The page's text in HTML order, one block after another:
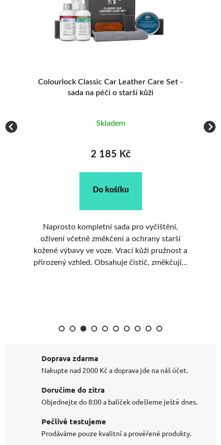
Colourlock Classic Car Leather Care Set -
sada na péči o starší kůži
Skladem
2 185 Kč
Do košíku
Naprosto kompletní sada pro vyčištění,
oživení včetně změkčení a ochrany starší
kožené výbavy ve voze. Vrací kůži pružnost a
přirozený vzhled. Obsahuje čistič, změkčující
Doprava zdarma
Nakupte nad 2000 Kč a doprava jde na náš účet.
Doručíme do zítra
Objednejte do 8:00 a balíček odešleme ještě dnes.
Pečlivě testujeme
Prodáváme pouze kvalitní a prověřené produkty.